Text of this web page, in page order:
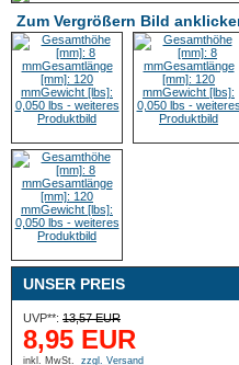
Zum Vergrößern Bild
UNSER PREIS
UVP**: 13,57 EUR
8,95 EUR
inkl. MwSt. zzgl. Versand